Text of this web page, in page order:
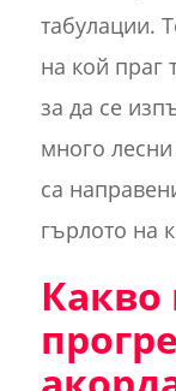
табулации.
на кой праг
за да се
много
са
гърлото на
Какво